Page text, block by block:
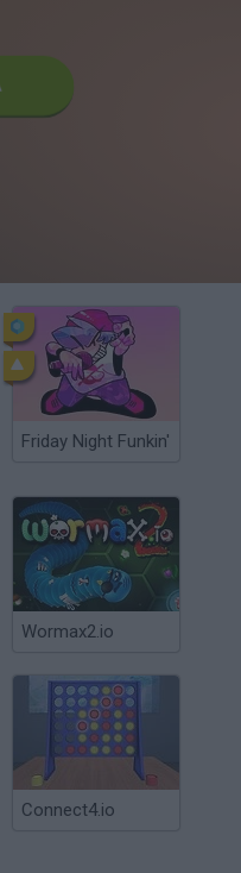
Friday Night Funkin'
Wormax2.io
Connect4.io